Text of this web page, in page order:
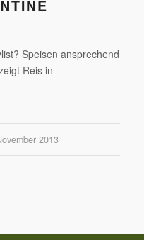
Speisen ansprechend
Reis in
2013